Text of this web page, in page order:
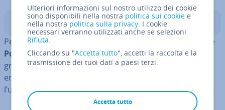
Indice
Per in­stal­la­re un server SFTP su Windows puoi uti­liz­za­re
Po­wer­Shelle strumenti di terze parti con in­ter­fac­cia
grafica utente. In questo articolo ti de­scri­via­mo
entrambe le procedure e i requisiti da sod­di­sfa­re per
l’utilizzo diSFTP.
Ulteriori informazioni sul nostro utilizzo dei cookie
sono disponibili nella nostra politica sui cookie e
nella nostra politica sulla privacy. I cookie
necessari verranno utilizzati anche se selezioni
Rifiuta.
Cliccando su "Accetta tutto", accetti la raccolta e la
trasmissione dei tuoi dati a paesi terzi.
Accetta tutto